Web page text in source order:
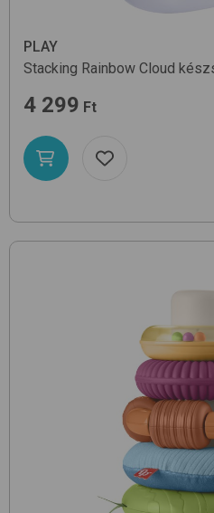
PLAY
Stacking Rainbow Cloud
4 299 Ft